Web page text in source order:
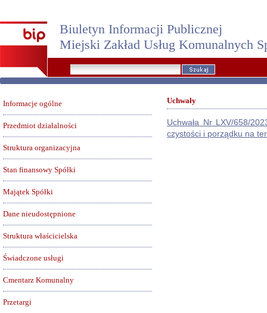
Biuletyn Informacji Publicznej
Miejski Zakład Usług Komunalnych
Informacje ogólne
Przedmiot działalności
Struktura organizacyjna
Stan finansowy Spółki
Majątek Spółki
Dane nieudostępnione
Struktura właścicielska
Świadczone usługi
Cmentarz Komunalny
Przetargi
Uchwały
Uchwała Nr LXV/658/
czystości i porządku na